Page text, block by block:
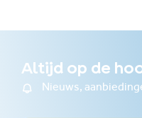
Altijd op de
Nieuws,